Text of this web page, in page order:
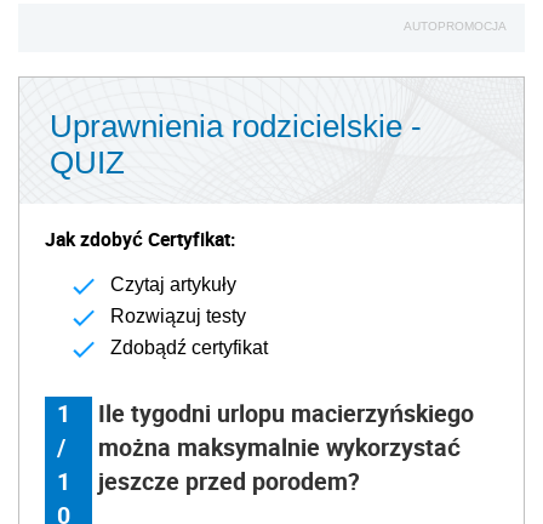
AUTOPROMOCJA
Uprawnienia rodzicielskie -
QUIZ
Jak zdobyć Certyfikat:
Czytaj artykuły
Rozwiązuj testy
Zdobądź certyfikat
1
/
1
0
Ile tygodni urlopu macierzyńskiego
można maksymalnie wykorzystać
jeszcze przed porodem?